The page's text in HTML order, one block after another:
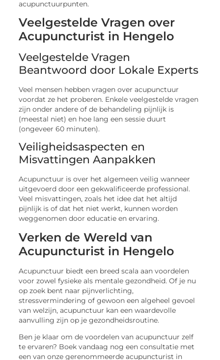
Veelgestelde Vragen over
Acupuncturist in Hengelo
Veelgestelde Vragen
Beantwoord door Lokale Experts
Veel mensen hebben vragen over acupunctuur
voordat ze het proberen. Enkele veelgestelde vragen
zijn onder andere of de behandeling pijnlijk is
(meestal niet) en hoe lang een sessie duurt
(ongeveer 60 minuten).
Veiligheidsaspecten en
Misvattingen Aanpakken
Acupunctuur is over het algemeen veilig wanneer
uitgevoerd door een gekwalificeerde professional.
Veel misvattingen, zoals het idee dat het altijd
pijnlijk is of dat het niet werkt, kunnen worden
weggenomen door educatie en ervaring.
Verken de Wereld van
Acupuncturist in Hengelo
Acupunctuur biedt een breed scala aan voordelen
voor zowel fysieke als mentale gezondheid. Of je nu
op zoek bent naar pijnverlichting,
stressvermindering of gewoon een algeheel gevoel
van welzijn, acupunctuur kan een waardevolle
aanvulling zijn op je gezondheidsroutine.
Ben je klaar om de voordelen van acupunctuur zelf
te ervaren? Boek vandaag nog een consultatie met
een van onze gerenommeerde acupuncturist in